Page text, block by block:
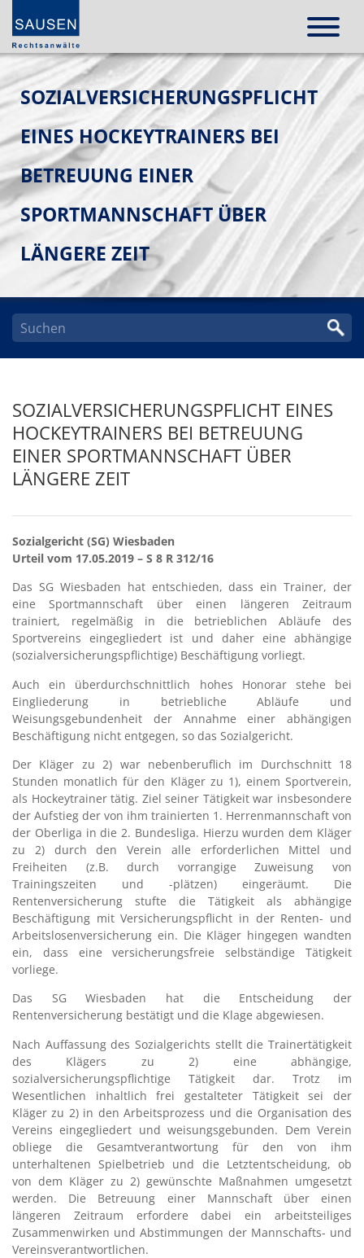
SOZIALVERSICHERUNGSPFLICHT
EINES HOCKEYTRAINERS BEI
BETREUUNG EINER
SPORTMANNSCHAFT ÜBER
LÄNGERE ZEIT
SOZIALVERSICHERUNGSPFLICHT EINES
HOCKEYTRAINERS BEI BETREUUNG
EINER SPORTMANNSCHAFT ÜBER
LÄNGERE ZEIT
Sozialgericht (SG) Wiesbaden
Urteil vom 17.05.2019 – S 8 R 312/16
Das SG Wiesbaden hat entschieden, dass ein Trainer, der
eine Sportmannschaft über einen längeren Zeitraum
trainiert, regelmäßig in die betrieblichen Abläufe des
Sportvereins eingegliedert ist und daher eine abhängige
(sozialversicherungspflichtige) Beschäftigung vorliegt.
Auch ein überdurchschnittlich hohes Honorar stehe bei
Eingliederung in betriebliche Abläufe und
Weisungsgebundenheit der Annahme einer abhängigen
Beschäftigung nicht entgegen, so das Sozialgericht.
Der Kläger zu 2) war nebenberuflich im Durchschnitt 18
Stunden monatlich für den Kläger zu 1), einem Sportverein,
als Hockeytrainer tätig. Ziel seiner Tätigkeit war insbesondere
der Aufstieg der von ihm trainierten 1. Herrenmannschaft von
der Oberliga in die 2. Bundesliga. Hierzu wurden dem Kläger
zu 2) durch den Verein alle erforderlichen Mittel und
Freiheiten (z.B. durch vorrangige Zuweisung von
Trainingszeiten und -plätzen) eingeräumt. Die
Rentenversicherung stufte die Tätigkeit als abhängige
Beschäftigung mit Versicherungspflicht in der Renten- und
Arbeitslosenversicherung ein. Die Kläger hingegen wandten
ein, dass eine versicherungsfreie selbständige Tätigkeit
vorliege.
Das SG Wiesbaden hat die Entscheidung der
Rentenversicherung bestätigt und die Klage abgewiesen.
Nach Auffassung des Sozialgerichts stellt die Trainertätigkeit
des Klägers zu 2) eine abhängige,
sozialversicherungspflichtige Tätigkeit dar. Trotz im
Wesentlichen inhaltlich frei gestalteter Tätigkeit sei der
Kläger zu 2) in den Arbeitsprozess und die Organisation des
Vereins eingegliedert und weisungsgebunden. Dem Verein
obliege die Gesamtverantwortung für den von ihm
unterhaltenen Spielbetrieb und die Letztentscheidung, ob
von dem Kläger zu 2) gewünschte Maßnahmen umgesetzt
werden. Die Betreuung einer Mannschaft über einen
längeren Zeitraum erfordere dabei ein arbeitsteiliges
Zusammenwirken und Abstimmungen der Mannschafts- und
Vereinsverantwortlichen.